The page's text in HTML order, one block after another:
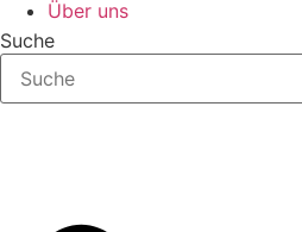
Über uns
Suche